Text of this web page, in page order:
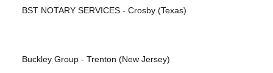
BST NOTARY SERVICES - Crosby (Texas)
Buckley Group - Trenton (New Jersey)